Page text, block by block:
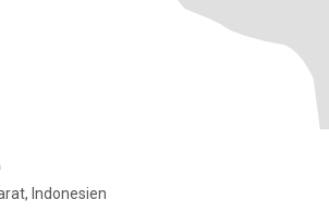
Indonesien